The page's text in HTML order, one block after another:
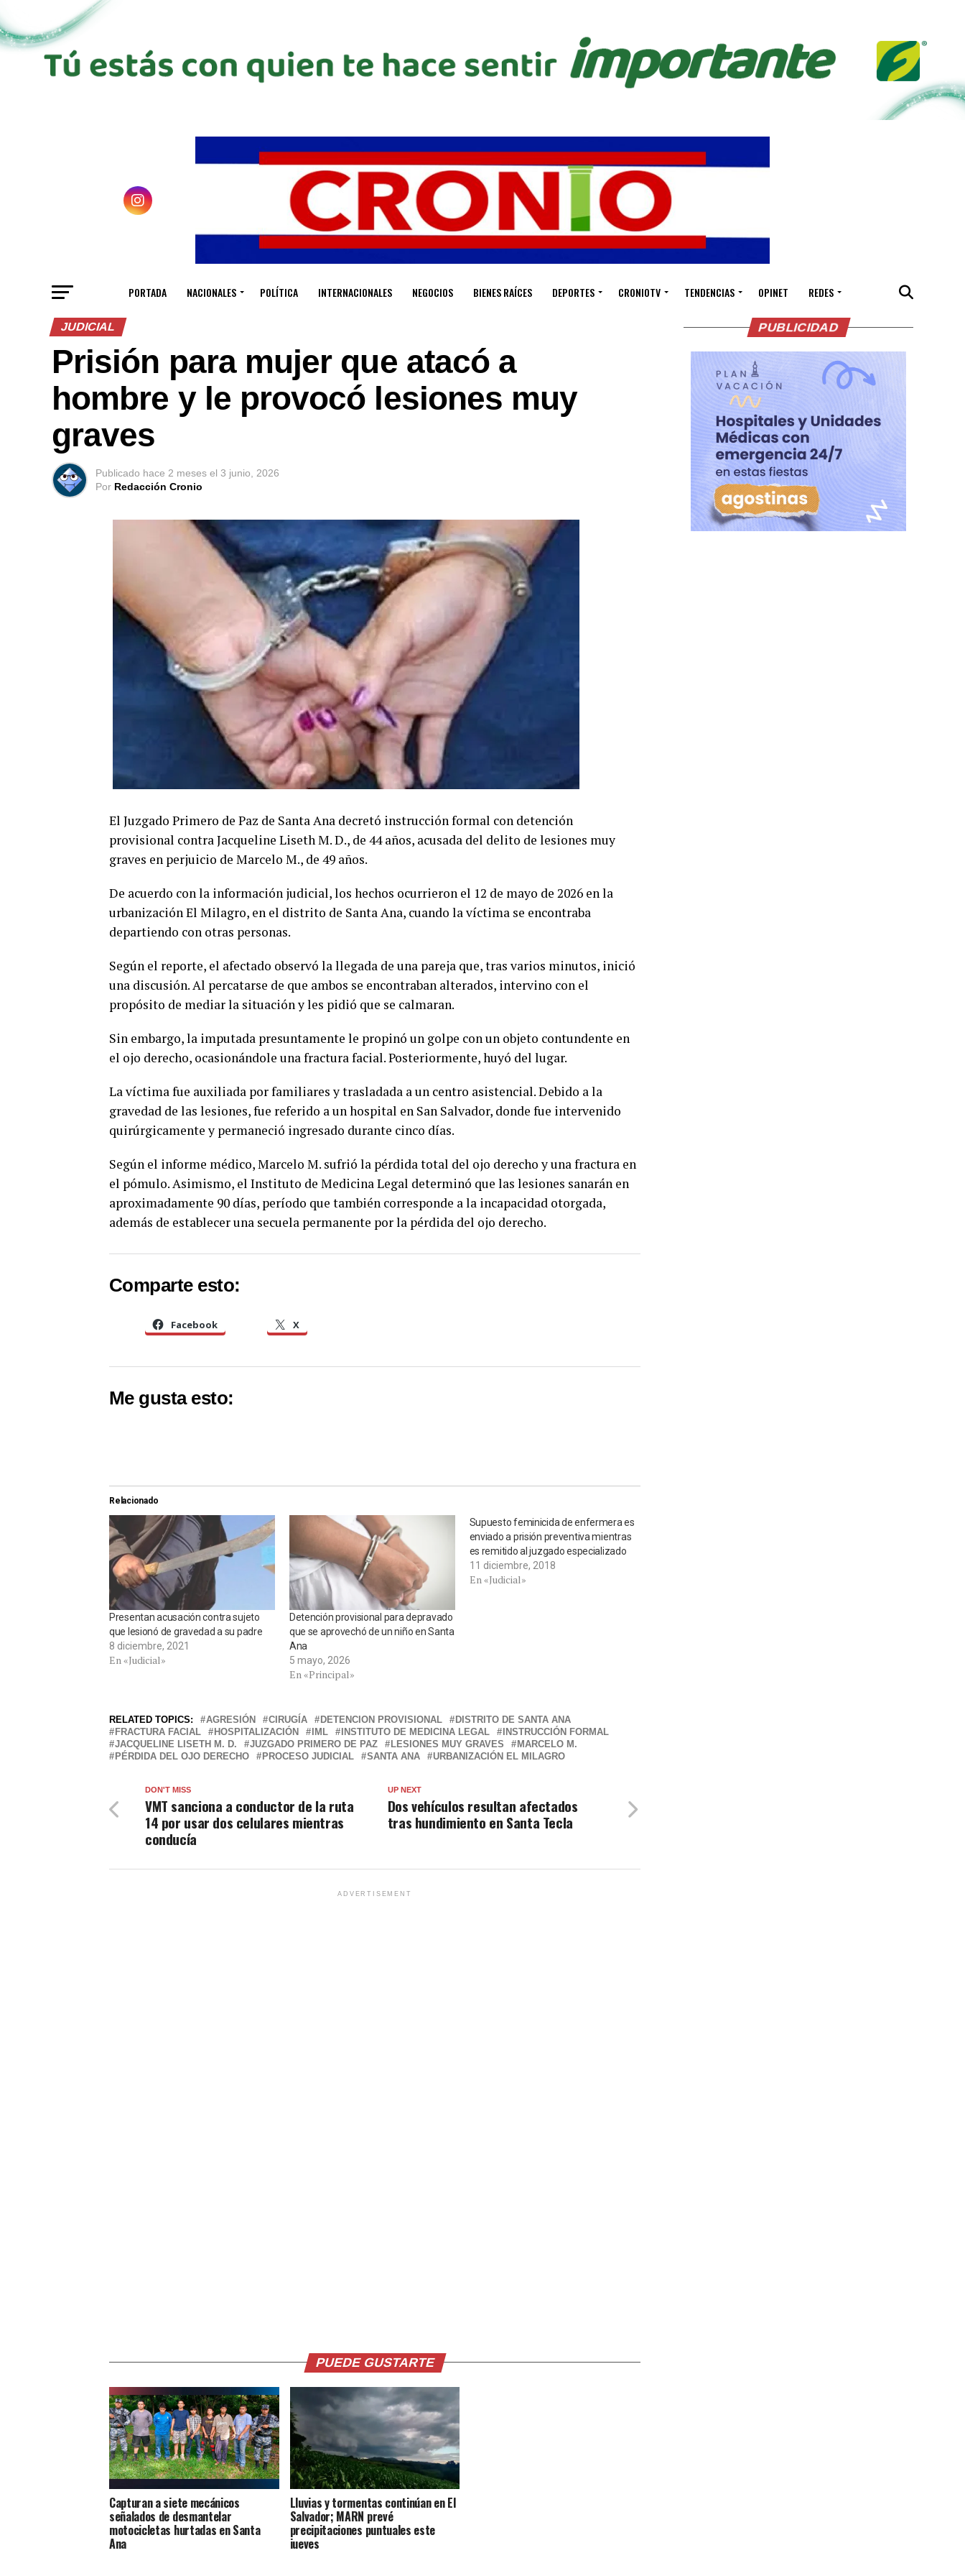
PORTADA NACIONALES POLÍTICA INTERNACIONALES NEGOCIOS BIENES RAÍCES DEPORTES CRONIOTV TENDENCIAS OPINET REDES
JUDICIAL
Prisión para mujer que atacó a
hombre y le provocó lesiones muy
graves
Publicado hace 2 meses el 3 junio, 2026
Por Redacción Cronio
El Juzgado Primero de Paz de Santa Ana decretó instrucción formal con detención
provisional contra Jacqueline Liseth M. D., de 44 años, acusada del delito de lesiones muy
graves en perjuicio de Marcelo M., de 49 años.
De acuerdo con la información judicial, los hechos ocurrieron el 12 de mayo de 2026 en la
urbanización El Milagro, en el distrito de Santa Ana, cuando la víctima se encontraba
departiendo con otras personas.
Según el reporte, el afectado observó la llegada de una pareja que, tras varios minutos, inició
una discusión. Al percatarse de que ambos se encontraban alterados, intervino con el
propósito de mediar la situación y les pidió que se calmaran.
Sin embargo, la imputada presuntamente le propinó un golpe con un objeto contundente en
el ojo derecho, ocasionándole una fractura facial. Posteriormente, huyó del lugar.
La víctima fue auxiliada por familiares y trasladada a un centro asistencial. Debido a la
gravedad de las lesiones, fue referido a un hospital en San Salvador, donde fue intervenido
quirúrgicamente y permaneció ingresado durante cinco días.
Según el informe médico, Marcelo M. sufrió la pérdida total del ojo derecho y una fractura en
el pómulo. Asimismo, el Instituto de Medicina Legal determinó que las lesiones sanarán en
aproximadamente 90 días, período que también corresponde a la incapacidad otorgada,
además de establecer una secuela permanente por la pérdida del ojo derecho.
Comparte esto:
Facebook X
Me gusta esto:
Relacionado
Presentan acusación contra sujeto
que lesionó de gravedad a su padre
8 diciembre, 2021
En «Judicial»
Detención provisional para depravado
que se aprovechó de un niño en Santa
Ana
5 mayo, 2026
En «Principal»
Supuesto feminicida de enfermera es
enviado a prisión preventiva mientras
es remitido al juzgado especializado
11 diciembre, 2018
En «Judicial»
RELATED TOPICS: AGRESIÓN CIRUGÍA DETENCION PROVISIONAL
DISTRITO DE SANTA ANA
FRACTURA FACIAL
HOSPITALIZACIÓN IML INSTITUTO DE MEDICINA LEGAL
INSTRUCCIÓN FORMAL
JACQUELINE LISETH M. D.
JUZGADO PRIMERO DE PAZ LESIONES MUY GRAVES
MARCELO M.
PÉRDIDA DEL OJO DERECHO
PROCESO JUDICIAL SANTA ANA URBANIZACIÓN EL MILAGRO
UP NEXT
Dos vehículos resultan afectados
tras hundimiento en Santa Tecla
DON'T MISS
VMT sanciona a conductor de la ruta
14 por usar dos celulares mientras
conducía
ADVERTISEMENT
PUEDE GUSTARTE
Capturan a siete mecánicos
señalados de desmantelar
motocicletas hurtadas en Santa
Ana
Lluvias y tormentas continúan en El
Salvador; MARN prevé
precipitaciones puntuales este
jueves
PUBLICIDAD